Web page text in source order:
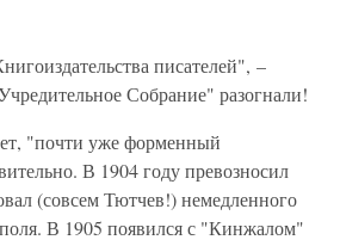
писателей", –
Собрание" разогнали!
"почти уже форменный
В 1904 году превозносил
(совсем Тютчев!) немедленного
В 1905 появился с "Кинжалом"